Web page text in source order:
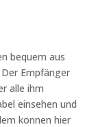
bequem aus
Empfänger
alle ihm
einsehen und
können hier